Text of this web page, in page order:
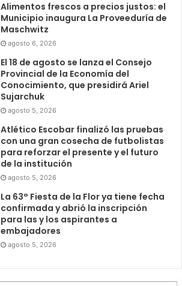
Alimentos frescos a precios justos: el
Municipio inaugura La Proveeduría de
Maschwitz
agosto 6, 2026
El 18 de agosto se lanza el Consejo
Provincial de la Economía del
Conocimiento, que presidirá Ariel
Sujarchuk
agosto 5, 2026
Atlético Escobar finalizó las pruebas
con una gran cosecha de futbolistas
para reforzar el presente y el futuro
de la institución
agosto 5, 2026
La 63° Fiesta de la Flor ya tiene fecha
confirmada y abrió la inscripción
para las y los aspirantes a
embajadores
agosto 5, 2026